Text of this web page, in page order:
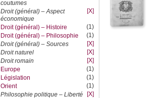
coutumes
Droit (général) – Aspect
économique
[X]
Droit (général) – Histoire
(1)
Droit (général) – Philosophie
(1)
Droit (général) – Sources
[X]
Droit naturel
[X]
Droit romain
[X]
Europe
(1)
Législation
(1)
Orient
(1)
Philosophie politique – Liberté
[X]